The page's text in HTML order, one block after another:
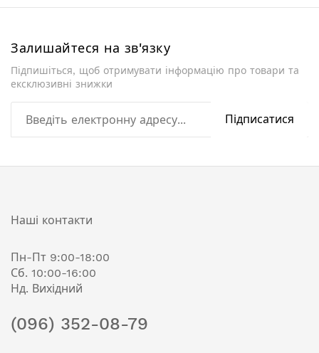
Залишайтеся на зв'язку
Підпишіться, щоб отримувати інформацію про товари та
ексклюзивні знижки
Підписатися
Наші контакти
Пн-Пт 9:00-18:00
Сб. 10:00-16:00
Нд. Вихідний
(096) 352-08-79